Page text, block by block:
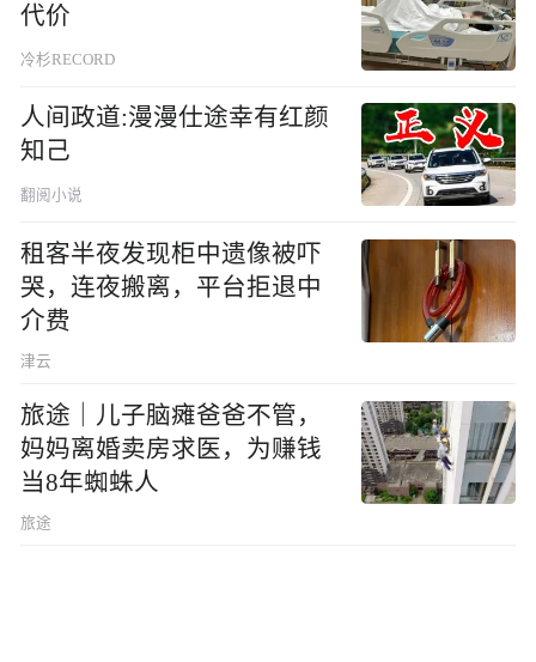
代价
冷杉RECORD
人间政道:漫漫仕途幸有红颜
知己
翻阅小说
租客半夜发现柜中遗像被吓
哭，连夜搬离，平台拒退中
介费
津云
旅途｜儿子脑瘫爸爸不管，
妈妈离婚卖房求医，为赚钱
当8年蜘蛛人
旅途